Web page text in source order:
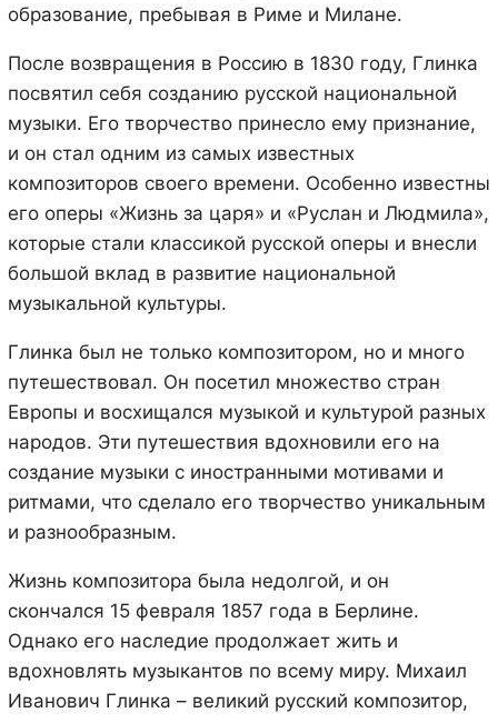
образование, пребывая в Риме и Милане.
После возвращения в Россию в 1830 году, Глинка
посвятил себя созданию русской национальной
музыки. Его творчество принесло ему признание,
и он стал одним из самых известных
композиторов своего времени. Особенно известны
его оперы «Жизнь за царя» и «Руслан и Людмила»,
которые стали классикой русской оперы и внесли
большой вклад в развитие национальной
музыкальной культуры.
Глинка был не только композитором, но и много
путешествовал. Он посетил множество стран
Европы и восхищался музыкой и культурой разных
народов. Эти путешествия вдохновили его на
создание музыки с иностранными мотивами и
ритмами, что сделало его творчество уникальным
и разнообразным.
Жизнь композитора была недолгой, и он
скончался 15 февраля 1857 года в Берлине.
Однако его наследие продолжает жить и
вдохновлять музыкантов по всему миру. Михаил
Иванович Глинка – великий русский композитор,